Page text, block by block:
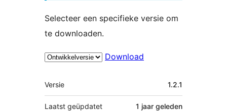
Selecteer een specifieke versie om
te downloaden.
Download
Meta
Versie 1.2.1
Laatst geüpdatet 1 jaar geleden